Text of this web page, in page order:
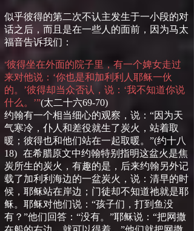
似乎彼得的第二次不认主发生于一小段的对
话之后，而且是在一些人的面前，因为马太
福音告诉我们：
“彼得坐在外面的院子里，有一个婢女走过
来对他说：‘你也是和加利利人耶稣一伙
的。’彼得却当众否认，说：‘我不知道你说
什么。’”(太二十六69-70)
约翰有一个相当细心的观察，说： “因为天
气寒冷，仆人和差役就生了炭火，站着取
暖；彼得也和他们站在一起取暖。 ”(约十八
18) 在希腊原文中约翰特别指明这盆火是焦
炭所生的炭火，有趣的是，后来约翰另外记
载了加利利海边的一盆炭火，说：清早的时
候，耶稣站在岸边；门徒却不知道祂就是耶
稣。耶稣对他们说： “孩子们，打到鱼没
有？ ”他们回答： “没有。 ”耶稣说： “把网撒